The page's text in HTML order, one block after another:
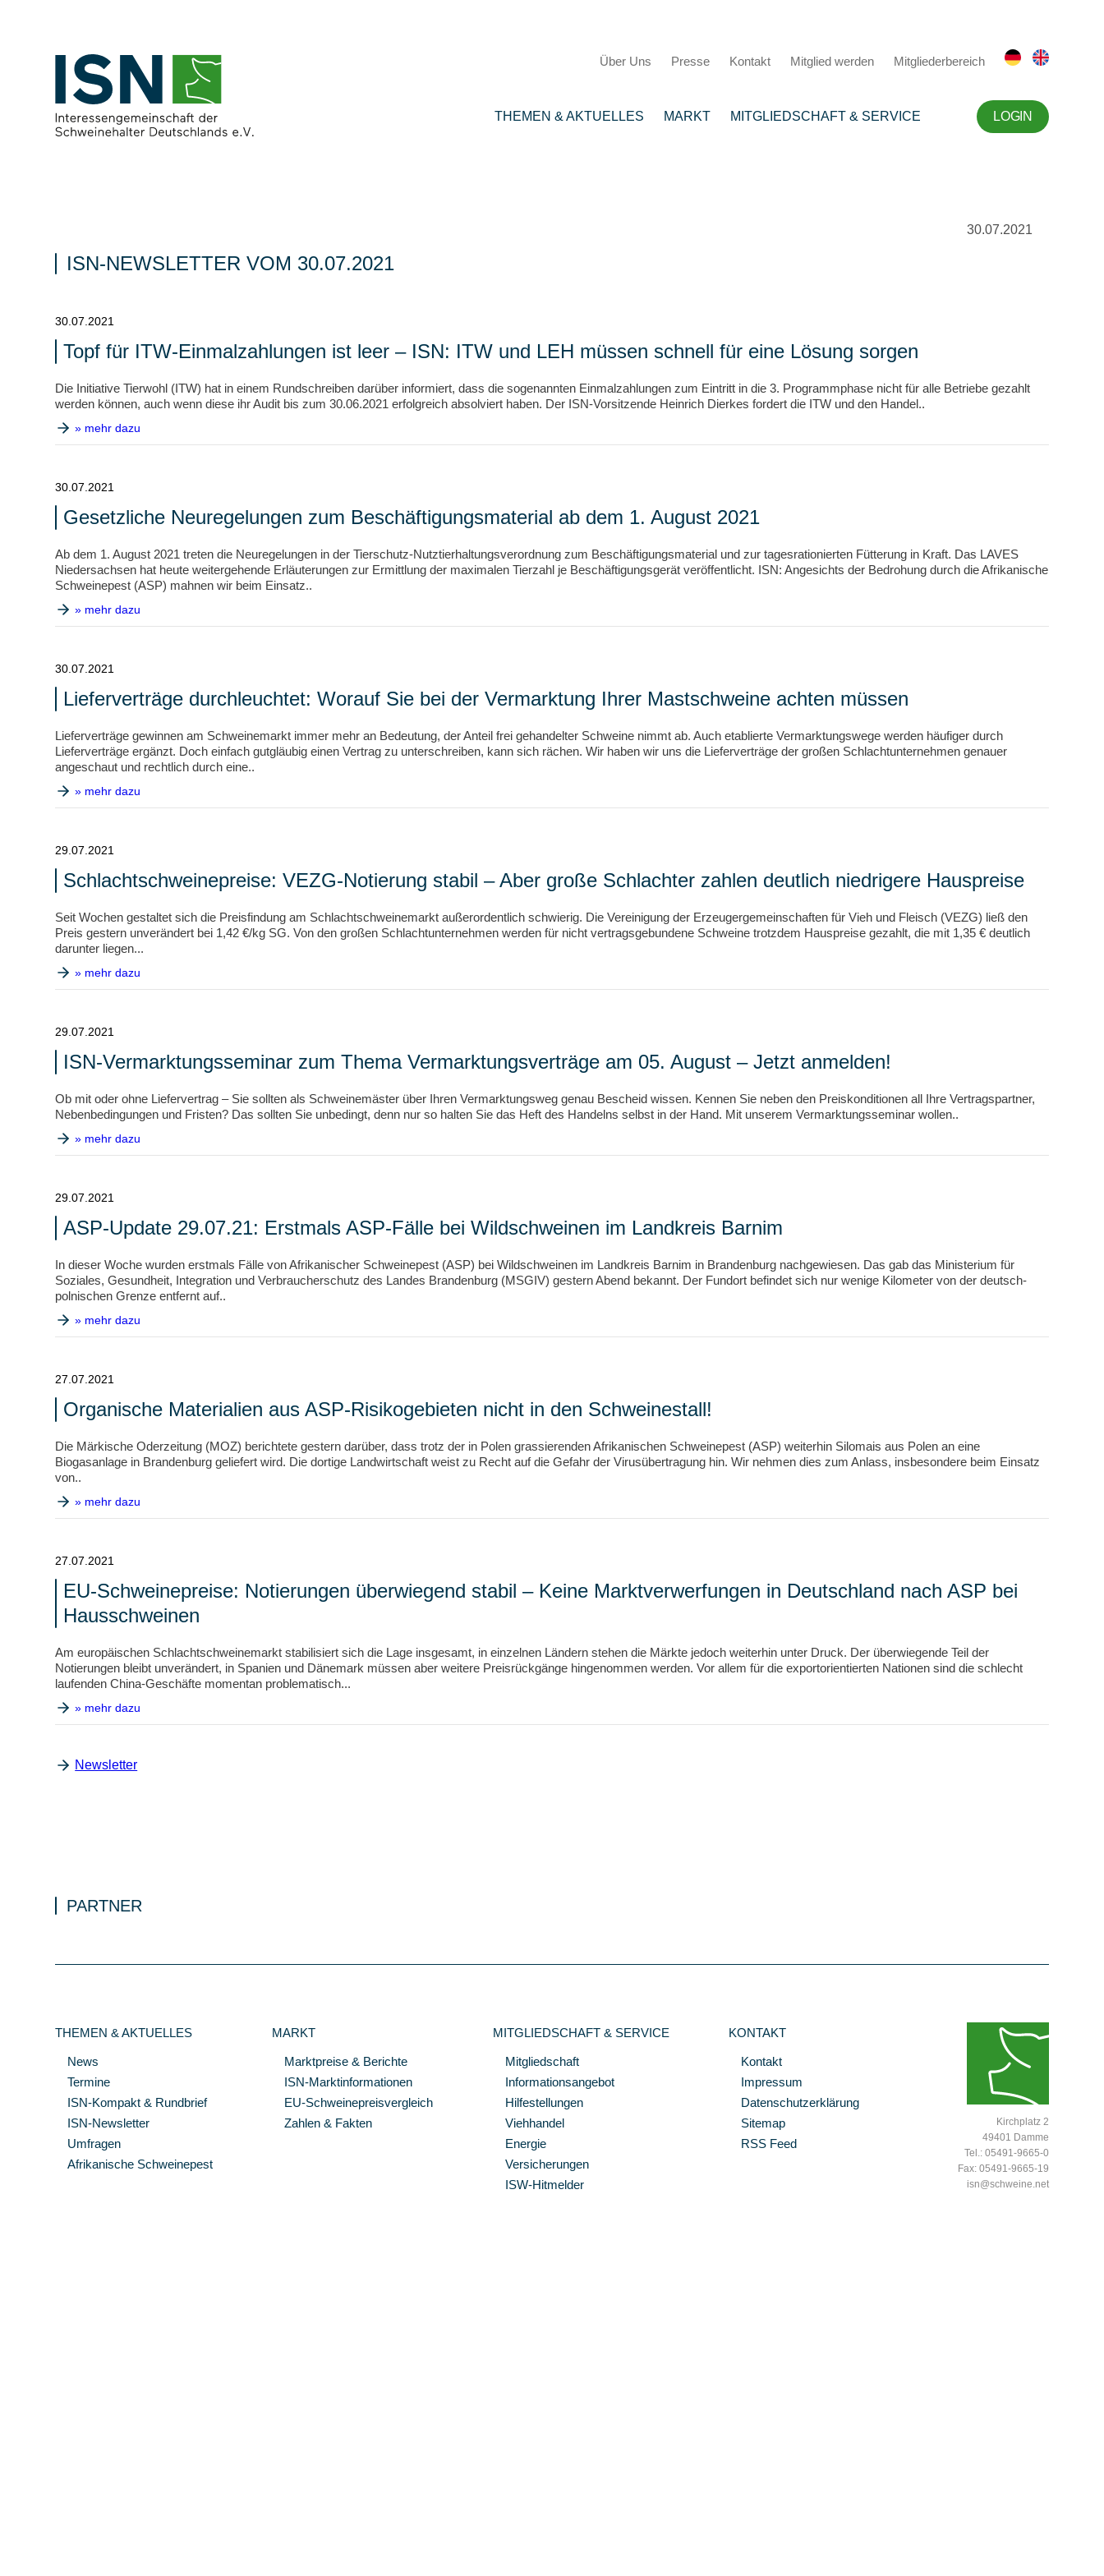
Über Uns Presse Kontakt Mitglied werden Mitgliederbereich
THEMEN & AKTUELLES MARKT MITGLIEDSCHAFT & SERVICE LOGIN
30.07.2021
ISN-NEWSLETTER VOM 30.07.2021
30.07.2021
Topf für ITW-Einmalzahlungen ist leer – ISN: ITW und LEH müssen schnell für eine Lösung sorgen
Die Initiative Tierwohl (ITW) hat in einem Rundschreiben darüber informiert, dass die sogenannten Einmalzahlungen zum Eintritt in die 3. Programmphase nicht für alle Betriebe gezahlt
werden können, auch wenn diese ihr Audit bis zum 30.06.2021 erfolgreich absolviert haben. Der ISN-Vorsitzende Heinrich Dierkes fordert die ITW und den Handel..
» mehr dazu
30.07.2021
Gesetzliche Neuregelungen zum Beschäftigungsmaterial ab dem 1. August 2021
Ab dem 1. August 2021 treten die Neuregelungen in der Tierschutz-Nutztierhaltungsverordnung zum Beschäftigungsmaterial und zur tagesrationierten Fütterung in Kraft. Das LAVES
Niedersachsen hat heute weitergehende Erläuterungen zur Ermittlung der maximalen Tierzahl je Beschäftigungsgerät veröffentlicht. ISN: Angesichts der Bedrohung durch die Afrikanische
Schweinepest (ASP) mahnen wir beim Einsatz..
» mehr dazu
30.07.2021
Lieferverträge durchleuchtet: Worauf Sie bei der Vermarktung Ihrer Mastschweine achten müssen
Lieferverträge gewinnen am Schweinemarkt immer mehr an Bedeutung, der Anteil frei gehandelter Schweine nimmt ab. Auch etablierte Vermarktungswege werden häufiger durch
Lieferverträge ergänzt. Doch einfach gutgläubig einen Vertrag zu unterschreiben, kann sich rächen. Wir haben wir uns die Lieferverträge der großen Schlachtunternehmen genauer
angeschaut und rechtlich durch eine..
» mehr dazu
29.07.2021
Schlachtschweinepreise: VEZG-Notierung stabil – Aber große Schlachter zahlen deutlich niedrigere Hauspreise
Seit Wochen gestaltet sich die Preisfindung am Schlachtschweinemarkt außerordentlich schwierig. Die Vereinigung der Erzeugergemeinschaften für Vieh und Fleisch (VEZG) ließ den
Preis gestern unverändert bei 1,42 €/kg SG. Von den großen Schlachtunternehmen werden für nicht vertragsgebundene Schweine trotzdem Hauspreise gezahlt, die mit 1,35 € deutlich
darunter liegen...
» mehr dazu
29.07.2021
ISN-Vermarktungsseminar zum Thema Vermarktungsverträge am 05. August – Jetzt anmelden!
Ob mit oder ohne Liefervertrag – Sie sollten als Schweinemäster über Ihren Vermarktungsweg genau Bescheid wissen. Kennen Sie neben den Preiskonditionen all Ihre Vertragspartner,
Nebenbedingungen und Fristen? Das sollten Sie unbedingt, denn nur so halten Sie das Heft des Handelns selbst in der Hand. Mit unserem Vermarktungsseminar wollen..
» mehr dazu
29.07.2021
ASP-Update 29.07.21: Erstmals ASP-Fälle bei Wildschweinen im Landkreis Barnim
In dieser Woche wurden erstmals Fälle von Afrikanischer Schweinepest (ASP) bei Wildschweinen im Landkreis Barnim in Brandenburg nachgewiesen. Das gab das Ministerium für
Soziales, Gesundheit, Integration und Verbraucherschutz des Landes Brandenburg (MSGIV) gestern Abend bekannt. Der Fundort befindet sich nur wenige Kilometer von der deutsch-
polnischen Grenze entfernt auf..
» mehr dazu
27.07.2021
Organische Materialien aus ASP-Risikogebieten nicht in den Schweinestall!
Die Märkische Oderzeitung (MOZ) berichtete gestern darüber, dass trotz der in Polen grassierenden Afrikanischen Schweinepest (ASP) weiterhin Silomais aus Polen an eine
Biogasanlage in Brandenburg geliefert wird. Die dortige Landwirtschaft weist zu Recht auf die Gefahr der Virusübertragung hin. Wir nehmen dies zum Anlass, insbesondere beim Einsatz
von..
» mehr dazu
27.07.2021
EU-Schweinepreise: Notierungen überwiegend stabil – Keine Marktverwerfungen in Deutschland nach ASP bei
Hausschweinen
Am europäischen Schlachtschweinemarkt stabilisiert sich die Lage insgesamt, in einzelnen Ländern stehen die Märkte jedoch weiterhin unter Druck. Der überwiegende Teil der
Notierungen bleibt unverändert, in Spanien und Dänemark müssen aber weitere Preisrückgänge hingenommen werden. Vor allem für die exportorientierten Nationen sind die schlecht
laufenden China-Geschäfte momentan problematisch...
» mehr dazu
Newsletter
PARTNER
THEMEN & AKTUELLES
News
Termine
ISN-Kompakt & Rundbrief
ISN-Newsletter
Umfragen
Afrikanische Schweinepest
MARKT
Marktpreise & Berichte
ISN-Marktinformationen
EU-Schweinepreisvergleich
Zahlen & Fakten
MITGLIEDSCHAFT & SERVICE
Mitgliedschaft
Informationsangebot
Hilfestellungen
Viehhandel
Energie
Versicherungen
ISW-Hitmelder
KONTAKT
Kontakt
Impressum
Datenschutzerklärung
Sitemap
RSS Feed
Kirchplatz 2
49401 Damme
Tel.: 05491-9665-0
Fax: 05491-9665-19
isn@schweine.net